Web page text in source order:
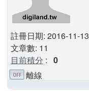
註冊日期: 2016-11-13
文章數: 11
目前積分 : 0
離線